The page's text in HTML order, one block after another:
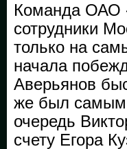
Команда ОАО
сотрудники
только на
начала
Аверьянов
же был самым
очередь
счету Егора